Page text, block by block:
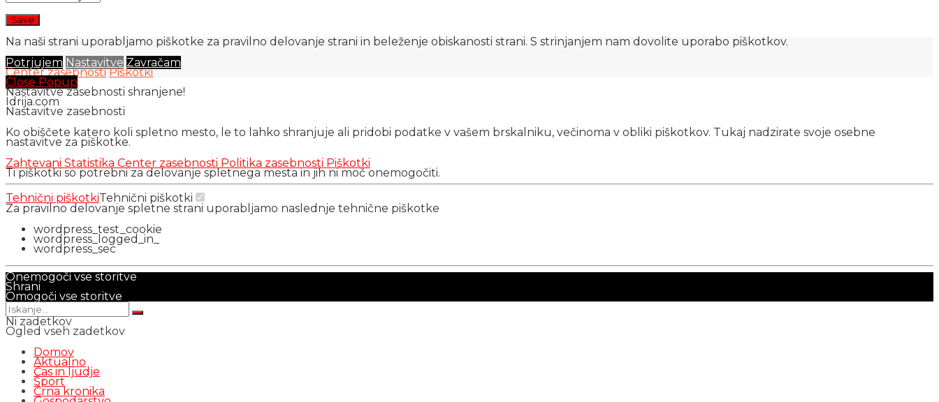
Na naši strani uporabljamo piškotke za pravilno delovanje strani in beleženje obiskanosti strani. S strinjanjem nam dovolite uporabo piškotkov.
Potrjujem Nastavitve Zavračam
Center zasebnosti Piškotki
Close Popup
Nastavitve zasebnosti shranjene!
Idrija.com
Nastavitve zasebnosti
Ko obiščete katero koli spletno mesto, le to lahko shranjuje ali pridobi podatke v vašem brskalniku, večinoma v obliki piškotkov. Tukaj nadzirate svoje osebne
nastavitve za piškotke.
Zahtevani Statistika Center zasebnosti Politika zasebnosti Piškotki
Ti piškotki so potrebni za delovanje spletnega mesta in jih ni moč onemogočiti.
Tehnični piškotkiTehnični piškotki
Za pravilno delovanje spletne strani uporabljamo naslednje tehnične piškotke
wordpress_test_cookie
wordpress_logged_in_
wordpress_sec
Onemogoči vse storitve
Shrani
Omogoči vse storitve
Ni zadetkov
Ogled vseh zadetkov
Domov
Aktualno
Čas in ljudje
Šport
Črna kronika